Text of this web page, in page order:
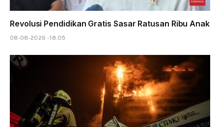
Revolusi Pendidikan Gratis Sasar Ratusan Ribu Anak
08-08-2026 - 18.05